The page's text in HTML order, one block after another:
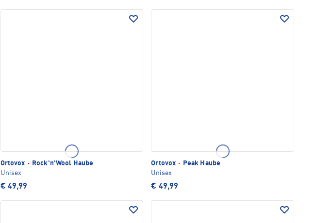
Ortovox ·
Rock'n'Wool Haube
Unisex
€ 49,99
Ortovox ·
Peak Haube
Unisex
€ 49,99